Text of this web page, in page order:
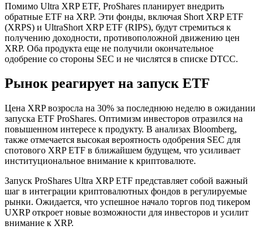
Помимо Ultra XRP ETF, ProShares планирует внедрить
обратные ETF на XRP. Эти фонды, включая Short XRP ETF
(XRPS) и UltraShort XRP ETF (RIPS), будут стремиться к
получению доходности, противоположной движению цен
XRP. Оба продукта еще не получили окончательное
одобрение со стороны SEC и не числятся в списке DTCC.
Рынок реагирует на запуск ETF
Цена XRP возросла на 30% за последнюю неделю в ожидании
запуска ETF ProShares. Оптимизм инвесторов отразился на
повышенном интересе к продукту. В анализах Bloomberg,
также отмечается высокая вероятность одобрения SEC для
спотового XRP ETF в ближайшем будущем, что усиливает
институциональное внимание к криптовалюте.
Запуск ProShares Ultra XRP ETF представляет собой важный
шаг в интеграции криптовалютных фондов в регулируемые
рынки. Ожидается, что успешное начало торгов под тикером
UXRP откроет новые возможности для инвесторов и усилит
внимание к XRP.